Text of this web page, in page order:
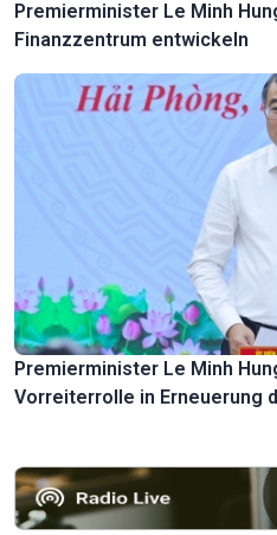
Premierminister Le Minh
Finanzzentrum entwickeln
Premierminister Le Minh
Vorreiterrolle in Erneuerung